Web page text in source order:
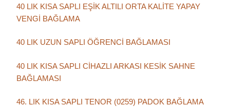
40 LIK KISA SAPLI EŞİK ALTILI ORTA KALİTE YAPAY
VENGİ BAĞLAMA
40 LIK UZUN SAPLI ÖĞRENCİ BAĞLAMASI
40 LIK KISA SAPLI CİHAZLI ARKASI KESİK SAHNE
BAĞLAMASI
46. LIK KISA SAPLI TENOR (0259) PADOK BAĞLAMA